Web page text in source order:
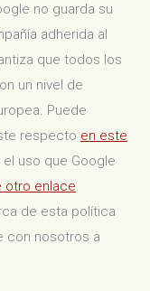
no guarda su
adherida al
que todos los
un nivel de
Puede
respecto en este
uso que Google
otro enlace.
de esta política
con nosotros a